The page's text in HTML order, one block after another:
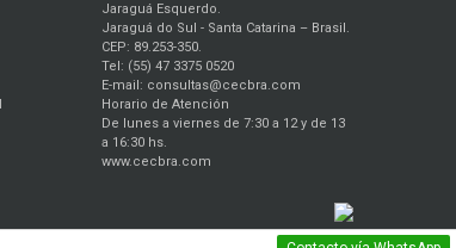
Jaraguá Esquerdo.
Jaraguá do Sul - Santa Catarina – Brasil.
CEP: 89.253-350.
Tel: (55) 47 3375 0520
E-mail: consultas@cecbra.com
Horario de Atención
De lunes a viernes de 7:30 a 12 y de 13
a 16:30 hs.
www.cecbra.com